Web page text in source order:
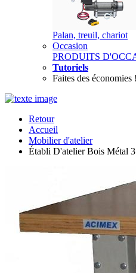
Palan, treuil, chariot
Occasion
PRODUITS
Tutoriels
Faites des économies !
Retour
Accueil
Mobilier d'atelier
Établi D'atelier Bois Métal